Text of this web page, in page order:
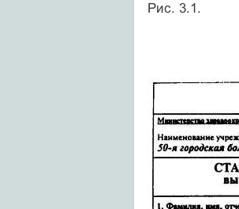
Рис. 3.1.